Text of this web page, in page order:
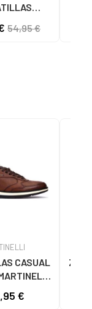
K192495
54,95 €
CASUAL
PIEL€